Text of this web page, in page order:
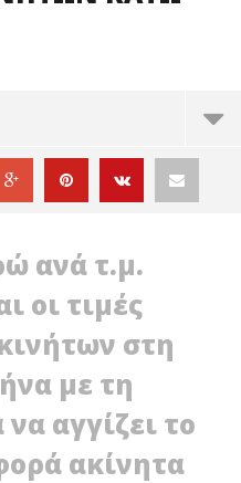
ανά τ.μ.
οι τιμές
στη
με τη
αγγίζει το
ακίνητα